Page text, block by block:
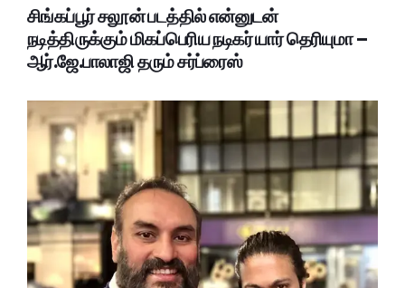
சிங்கப்பூர் சலூன் படத்தில் என்னுடன்
நடித்திருக்கும் மிகப்பெரிய நடிகர் யார் தெரியுமா –
ஆர்.ஜே.பாலாஜி தரும் சர்ப்ரைஸ்